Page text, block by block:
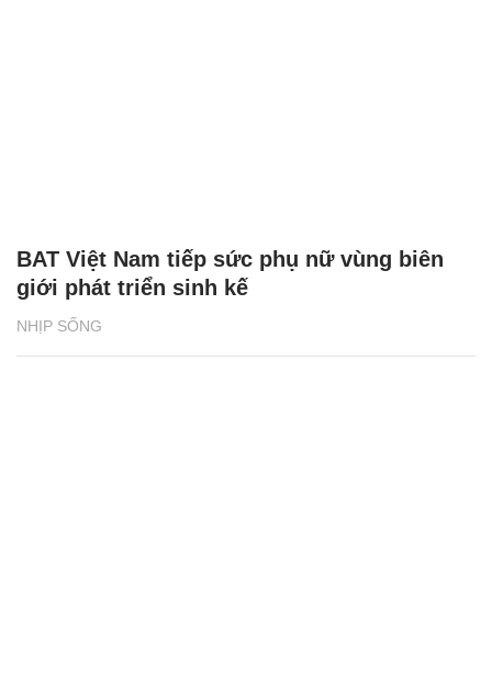
NHỊP SỐNG
BAT Việt Nam tiếp sức phụ nữ vùng biên
giới phát triển sinh kế